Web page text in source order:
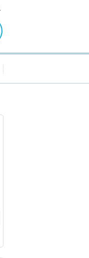
拠点一覧